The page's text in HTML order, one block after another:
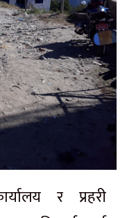
र प्रहरी